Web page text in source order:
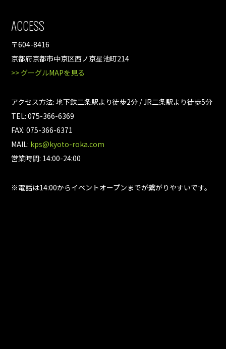
ACCESS
〒604-8416
京都府京都市中京区西ノ京星池町214
>> グーグルMAPを見る
アクセス方法: 地下鉄二条駅より徒歩2分 / JR二条駅より徒歩5分
TEL: 075-366-6369
FAX: 075-366-6371
MAIL: kps@kyoto-roka.com
営業時間: 14:00-24:00
※電話は14:00からイベントオープンまでが繋がりやすいです。